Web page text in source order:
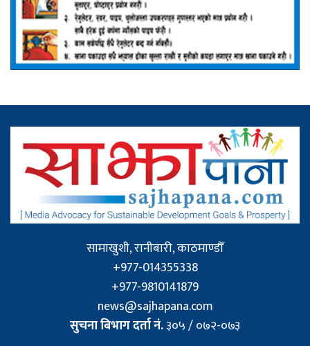
सामाखुशी, रानीबारी, काठमाण्डौँ
+977-014355338
+977-9810141879
news@sajhapana.com
सुचना बिभाग दर्ता नं.३०५ / ०७२-०७३